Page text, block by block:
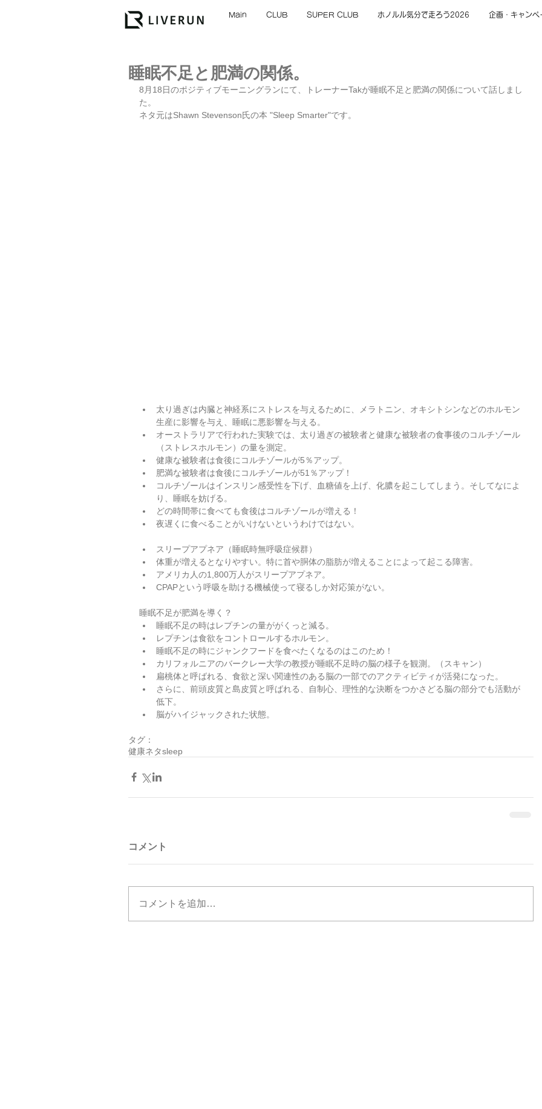
Main CLUB SUPER CLUB ホノルル気分で走ろう2026 企画・キャンペ
睡眠不足と肥満の関係。
8月18日のポジティブモーニングランにて、トレーナーTakが睡眠不足と肥満の関係について話しまし
た。
ネタ元はShawn Stevenson氏の本 "Sleep Smarter"です。
太り過ぎは内臓と神経系にストレスを与えるために、メラトニン、オキシトシンなどのホルモン
生産に影響を与え、睡眠に悪影響を与える。
オーストラリアで行われた実験では、太り過ぎの被験者と健康な被験者の食事後のコルチゾール
（ストレスホルモン）の量を測定。
健康な被験者は食後にコルチゾールが5％アップ。
肥満な被験者は食後にコルチゾールが51％アップ！
コルチゾールはインスリン感受性を下げ、血糖値を上げ、化膿を起こしてしまう。そしてなによ
り、睡眠を妨げる。
どの時間帯に食べても食後はコルチゾールが増える！
夜遅くに食べることがいけないというわけではない。
スリープアプネア（睡眠時無呼吸症候群）
体重が増えるとなりやすい。特に首や胴体の脂肪が増えることによって起こる障害。
アメリカ人の1,800万人がスリープアプネア。
CPAPという呼吸を助ける機械使って寝るしか対応策がない。
睡眠不足が肥満を導く？
睡眠不足の時はレプチンの量ががくっと減る。
レプチンは食欲をコントロールするホルモン。
睡眠不足の時にジャンクフードを食べたくなるのはこのため！
カリフォルニアのバークレー大学の教授が睡眠不足時の脳の様子を観測。（スキャン）
扁桃体と呼ばれる、食欲と深い関連性のある脳の一部でのアクティビティが活発になった。
さらに、前頭皮質と島皮質と呼ばれる、自制心、理性的な決断をつかさどる脳の部分でも活動が
低下。
脳がハイジャックされた状態。
タグ：
健康ネタsleep
コメント
コメントを追加…